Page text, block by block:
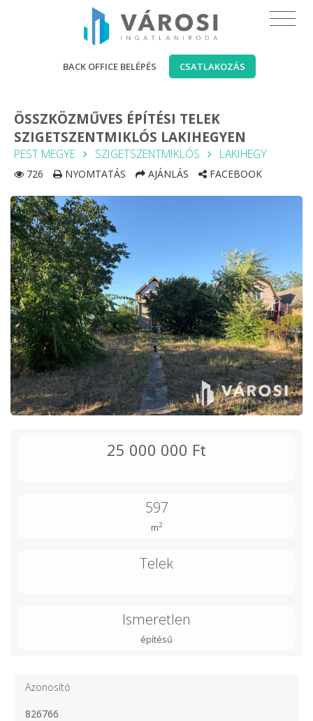
BACK OFFICE BELÉPÉS CSATLAKOZÁS
ÖSSZKÖZMŰVES ÉPÍTÉSI TELEK
SZIGETSZENTMIKLÓS LAKIHEGYEN
PEST MEGYE SZIGETSZENTMIKLÓS LAKIHEGY
726 NYOMTATÁS AJÁNLÁS FACEBOOK
25 000 000 Ft
597
m2
Telek
Ismeretlen
építésű
Azonosító
826766